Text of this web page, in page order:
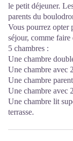
le petit déjeuner.
parents du
Vous pourrez opter
séjour, comme
5 chambres :
Une chambre
Une chambre avec
Une chambre
Une chambre avec
Une chambre lit
terrasse.